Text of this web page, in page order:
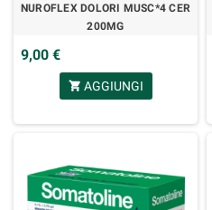
NUROFLEX DOLORI MUSC*4 CER
200MG
9,00 €
shopping_cart AGGIUNGI